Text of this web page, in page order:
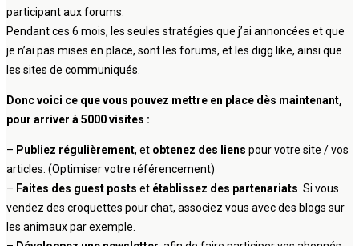
participant aux forums.
Pendant ces 6 mois, les seules stratégies que j’ai annoncées et que
je n’ai pas mises en place, sont les forums, et les digg like, ainsi que
les sites de communiqués.
Donc voici ce que vous pouvez mettre en place dès maintenant,
pour arriver à 5000 visites :
– Publiez régulièrement, et obtenez des liens pour votre site / vos
articles. (Optimiser votre référencement)
– Faites des guest posts et établissez des partenariats . Si vous
vendez des croquettes pour chat, associez vous avec des blogs sur
les animaux par exemple.